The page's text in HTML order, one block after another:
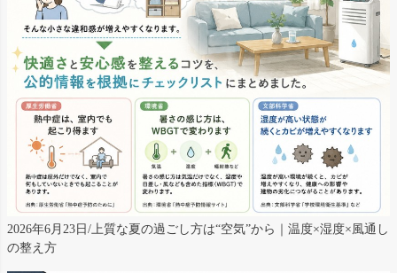
2026年6月23日/上質な夏の過ごし方は“空気”から｜温度×湿度×風通し
の整え方